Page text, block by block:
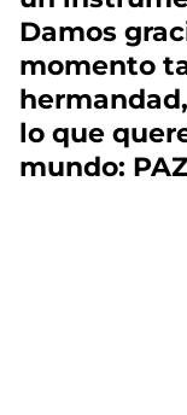
Damos
momento
lo que
mundo: